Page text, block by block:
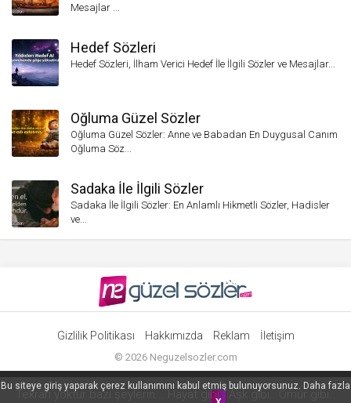
Mesajlar ...
Hedef Sözleri
Hedef Sözleri, İlham Verici Hedef İle İlgili Sözler ve Mesajlar...
Oğluma Güzel Sözler
Oğluma Güzel Sözler: Anne ve Babadan En Duygusal Canım
Oğluma Söz...
Sadaka İle İlgili Sözler
Sadaka İle İlgili Sözler: En Anlamlı Hikmetli Sözler, Hadisler
ve...
Gizlilik Politikası Hakkımızda Reklam İletişim
© 2026 Neguzelsozler.com
Tekrarı yoktur bazı şeylerin... Hayat gibi.. Aşk gibi.. Ömür gibi..
Bu siteye giriş yaparak çerez kullanımını kabul etmiş bulunuyorsunuz. Daha fazla